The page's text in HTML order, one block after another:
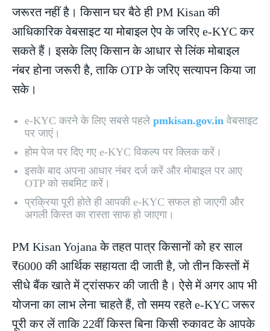
जरूरत नहीं है। किसान घर बैठे ही PM Kisan की
आधिकारिक वेबसाइट या मोबाइल ऐप के जरिए e-KYC कर
सकते हैं। इसके लिए किसान के आधार से लिंक मोबाइल
नंबर होना जरूरी है, ताकि OTP के जरिए सत्यापन किया जा
सके।
e-KYC करने के लिए सबसे पहले pmkisan.gov.in वेबसाइट
पर जाएं।
होम पेज पर दिए गए e-KYC विकल्प पर क्लिक करें।
इसके बाद अपना आधार नंबर दर्ज करें और मोबाइल पर आए
OTP को सबमिट करें।
प्रक्रिया पूरी होते ही आपकी e-KYC सफल हो जाएगी और
अगली किस्त का रास्ता साफ हो जाएगा।
PM Kisan Yojana के तहत पात्र किसानों को हर साल
₹6000 की आर्थिक सहायता दी जाती है, जो तीन किस्तों में
सीधे बैंक खाते में ट्रांसफर की जाती है। ऐसे में अगर आप भी
योजना का लाभ लेना चाहते हैं, तो समय रहते e-KYC जरूर
पूरी कर लें ताकि 22वीं किस्त बिना किसी रुकावट के आपके